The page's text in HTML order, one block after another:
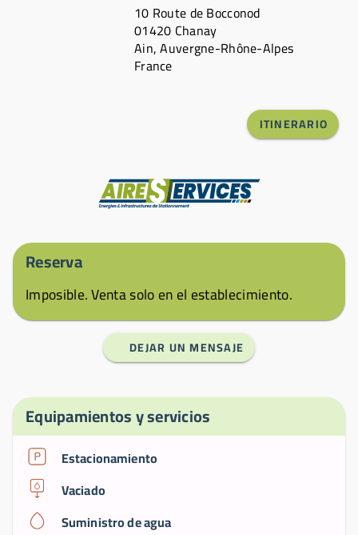
10 Route de Bocconod
01420 Chanay
Ain, Auvergne-Rhône-Alpes
France
ITINERARIO
Fabricante
Reserva
Imposible. Venta solo en el establecimiento.
DEJAR UN MENSAJE
Equipamientos y servicios
Estacionamiento
Vaciado
Suministro de agua